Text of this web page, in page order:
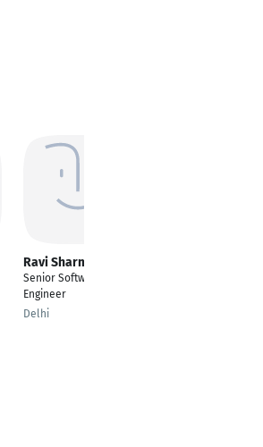
Ravi Sharma
Senior Software
Engineer
Delhi